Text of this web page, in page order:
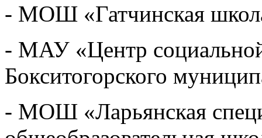
- МОШ «Гатчинская
- МАУ «Центр
Бокситогорского
- МОШ «Ларьянская